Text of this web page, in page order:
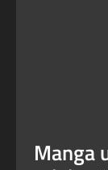
Manga